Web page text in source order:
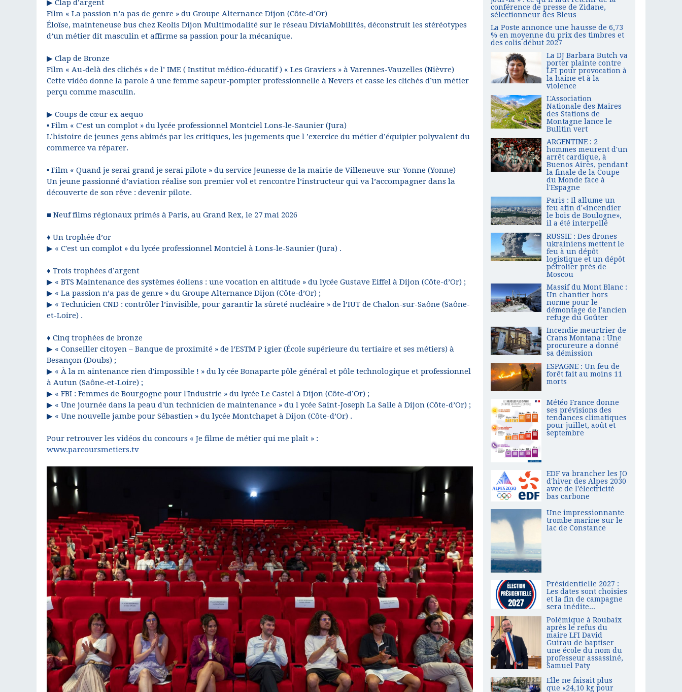
▶ Clap d’argent
Film « La passion n’a pas de genre » du Groupe Alternance Dijon (Côte-d’Or)
Éloïse, mainteneuse bus chez Keolis Dijon Multimodalité sur le réseau DiviaMobilités, déconstruit les stéréotypes
d’un métier dit masculin et affirme sa passion pour la mécanique.
▶ Clap de Bronze
Film « Au-delà des clichés » de l’ IME ( Institut médico-éducatif ) « Les Graviers » à Varennes-Vauzelles (Nièvre)
Cette vidéo donne la parole à une femme sapeur-pompier professionnelle à Nevers et casse les clichés d’un métier
perçu comme masculin.
▶ Coups de cœur ex aequo
▪ Film « C’est un complot » du lycée professionnel Montciel Lons-le-Saunier (Jura)
L’histoire de jeunes gens abimés par les critiques, les jugements que l ’exercice du métier d’équipier polyvalent du
commerce va réparer.
▪ Film « Quand je serai grand je serai pilote » du service Jeunesse de la mairie de Villeneuve-sur-Yonne (Yonne)
Un jeune passionné d’aviation réalise son premier vol et rencontre l’instructeur qui va l’accompagner dans la
découverte de son rêve : devenir pilote.
■ Neuf films régionaux primés à Paris, au Grand Rex, le 27 mai 2026
♦ Un trophée d’or
▶ « C'est un complot » du lycée professionnel Montciel à Lons-le-Saunier (Jura) .
♦ Trois trophées d’argent
▶ « BTS Maintenance des systèmes éoliens : une vocation en altitude » du lycée Gustave Eiffel à Dijon (Côte-d’Or) ;
▶ « La passion n’a pas de genre » du Groupe Alternance Dijon (Côte-d’Or) ;
▶ « Technicien CND : contrôler l’invisible, pour garantir la sûreté nucléaire » de l’IUT de Chalon-sur-Saône (Saône-
et-Loire) .
♦ Cinq trophées de bronze
▶ « Conseiller citoyen – Banque de proximité » de l’ESTM P igier (École supérieure du tertiaire et ses métiers) à
Besançon (Doubs) ;
▶ « À la m aintenance rien d'impossible ! » du ly cée Bonaparte pôle général et pôle technologique et professionnel
à Autun (Saône-et-Loire) ;
▶ « FBI : Femmes de Bourgogne pour l'Industrie » du lycée Le Castel à Dijon (Côte-d’Or) ;
▶ « Une journée dans la peau d'un technicien de maintenance » du l ycée Saint-Joseph La Salle à Dijon (Côte-d’Or) ;
▶ « Une nouvelle jambe pour Sébastien » du lycée Montchapet à Dijon (Côte-d’Or) .
Pour retrouver les vidéos du concours « Je filme de métier qui me plaît » :
www.parcoursmetiers.tv
conférence de presse de Zidane,
sélectionneur des Bleus
La Poste annonce une hausse de 6,73
% en moyenne du prix des timbres et
des colis début 2027
La DJ Barbara Butch va
porter plainte contre
LFI pour provocation à
la haine et à la
violence
L'Association
Nationale des Maires
des Stations de
Montagne lance le
Bulltin vert
ARGENTINE : 2
hommes meurent d'un
arrêt cardique, à
Buenos Aires, pendant
la finale de la Coupe
du Monde face à
l'Espagne
Paris : Il allume un
feu afin d'«incendier
le bois de Boulogne»,
il a été interpellé
RUSSIE : Des drones
ukrainiens mettent le
feu à un dépôt
logistique et un dépôt
pétrolier près de
Moscou
Massif du Mont Blanc :
Un chantier hors
norme pour le
démontage de l'ancien
refuge du Goûter
Incendie meurtrier de
Crans Montana : Une
procureure a donné
sa démission
ESPAGNE : Un feu de
forêt fait au moins 11
morts
Météo France donne
ses prévisions des
tendances climatiques
pour juillet, août et
septembre
EDF va brancher les JO
d'hiver des Alpes 2030
avec de l'électricité
bas carbone
Une impressionnante
trombe marine sur le
lac de Constance
Présidentielle 2027 :
Les dates sont choisies
et la fin de campagne
sera inédite...
Polémique à Roubaix
après le refus du
maire LFI David
Guirau de baptiser
une école du nom du
professeur assassiné,
Samuel Paty
Elle ne faisait plus
que «24,10 kg pour